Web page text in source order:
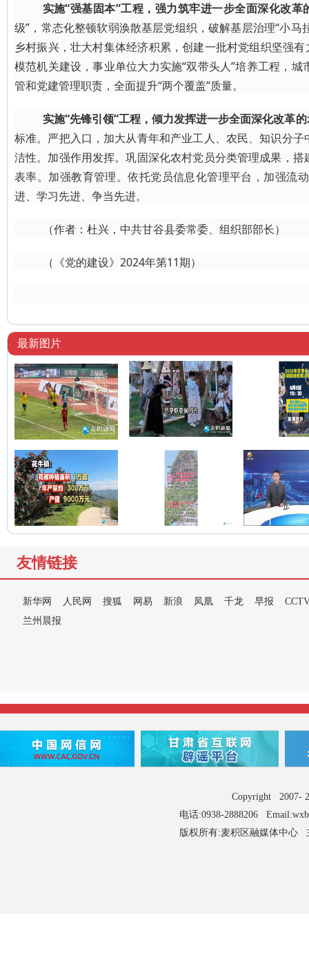
实施“强基固本”工程，强力筑牢进一步全面深化改革
级”，常态化整顿软弱涣散基层党组织，破解基层治理“小
乡村振兴，壮大村集体经济积累，创建一批村党组织坚强
模范机关建设，事业单位大力实施“双带头人”培养工程，
管和党建管理职责，全面提升“两个覆盖”质量。
实施“先锋引领”工程，倾力发挥进一步全面深化改革
标准。严把入口，加大从青年和产业工人、农民、知识分
洁性。加强作用发挥。巩固深化农村党员分类管理成果，
表率。加强教育管理。依托党员信息化管理平台，加强流
进、学习先进、争当先进。
（作者：杜兴，中共甘谷县委常委、组织部部长）
（《党的建设》2024年第11期）
最新图片
友情链接
新华网 人民网 搜狐 网易 新浪 凤凰 千龙 早报
兰州晨报
Copyright 2007-
电话:0938-2888206
版权所有:麦积区融媒体中心